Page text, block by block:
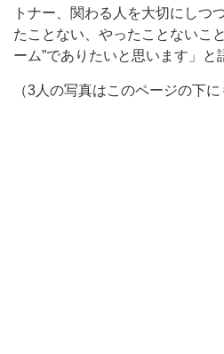
トナー、関わる人を大切にしつ
たことない、やったことないこ
ーム”でありたいと思います」と
（3人の写真はこのページの下に